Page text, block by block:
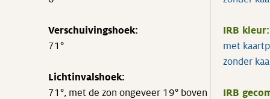
Verschuivingshoek:
71°
Lichtinvalshoek:
71°, met de zon ongeveer 19° boven
IRB kleur:
met
zonder
IRB